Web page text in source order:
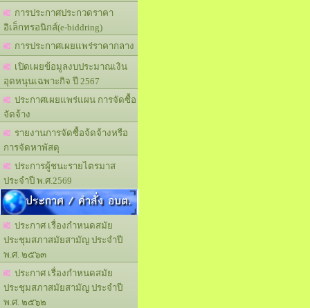
การประกาศประกวดราคา
อิเล็กทรอนิกส์(e-biddring)
การประกาศเผยแพร่ราคากลาง
เปิดเผยข้อมูลงบประมาณเงิน
อุดหนุนเฉพาะกิจ ปี 2567
ประกาศเผยแพร่แผน การจัดซื้อ
จัดจ้าง
รายงานการจัดซื้อจ้ดจ้างหรือ
การจัดหาพัสดุ
ประการผู้ชนะรายไตรมาส
ประจำปี พ.ศ.2569
ประกาศ / คำสั่ง อบต.
ประกาศ เรื่องกำหนดสมัย
ประชุมสภาสมัยสามัญ ประจำปี
พ.ศ. ๒๕๖๓
ประกาศ เรื่องกำหนดสมัย
ประชุมสภาสมัยสามัญ ประจำปี
พ.ศ. ๒๕๖๒